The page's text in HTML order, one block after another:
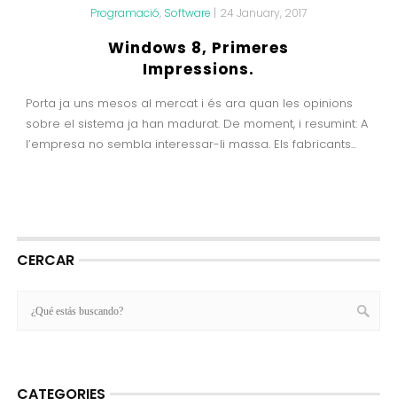
Programació, Software | 24 January, 2017
Windows 8, Primeres
Impressions.
Porta ja uns mesos al mercat i és ara quan les opinions
sobre el sistema ja han madurat. De moment, i resumint: A
l’empresa no sembla interessar-li massa. Els fabricants...
CERCAR
CATEGORIES